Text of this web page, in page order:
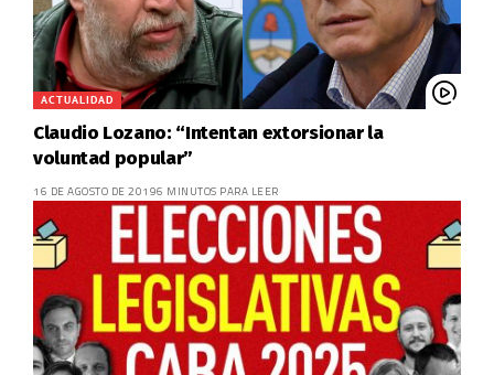
ACTUALIDAD
Claudio Lozano: “Intentan extorsionar la
voluntad popular”
16 DE AGOSTO DE 20196 MINUTOS PARA LEER